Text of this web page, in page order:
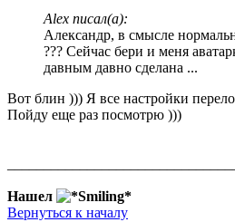
Alex писал(а):
Александр, в смысле
??? Сейчас бери и меня
давным давно сделана ...
Вот блин ))) Я все настройки
Пойду еще раз посмотрю )))
Нашел
Вернуться к началу